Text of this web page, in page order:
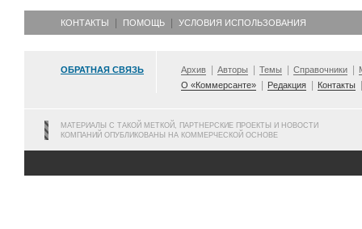
КОНТАКТЫ ПОМОЩЬ УСЛОВИЯ ИСПОЛЬЗОВАНИЯ
ОБРАТНАЯ СВЯЗЬ Архив Авторы Темы Справочники
О «Коммерсанте»
Редакция Контакты
МАТЕРИАЛЫ С ТАКОЙ МЕТКОЙ, ПАРТНЕРСКИЕ ПРОЕКТЫ И НОВОСТИ
КОМПАНИЙ ОПУБЛИКОВАНЫ НА КОММЕРЧЕСКОЙ ОСНОВЕ